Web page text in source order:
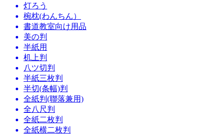
灯ろう
椀枕(わんちん）
書道教室向け用品
美の判
半紙用
机上判
八ツ切判
半紙三枚判
半切(条幅)判
全紙判(聯落兼用)
全八尺判
全紙二枚判
全紙横二枚判